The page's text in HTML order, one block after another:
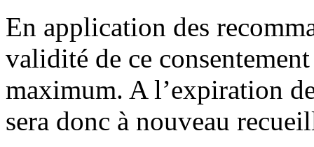
En application des
validité de ce
maximum. A l’expiration
sera donc à nouveau